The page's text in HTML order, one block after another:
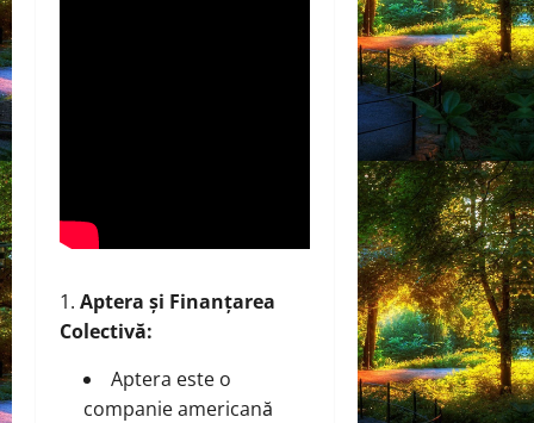
Aptera și Finanțarea
Colectivă:
Aptera este o
companie americană